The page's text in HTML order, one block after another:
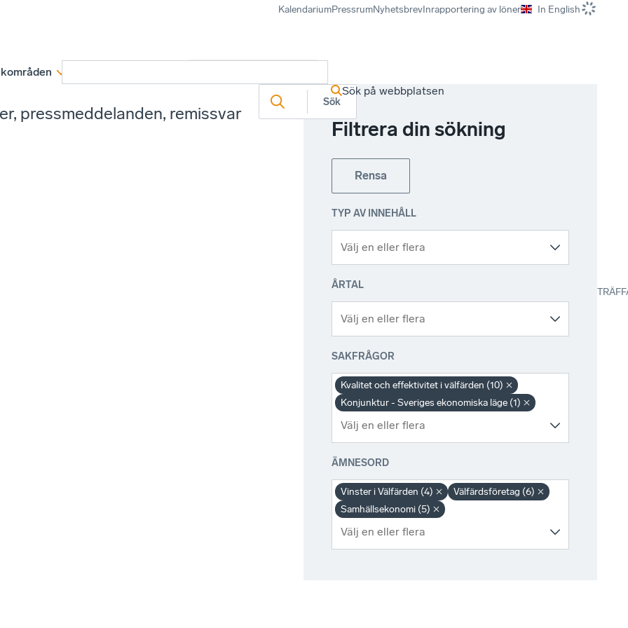
KalendariumPressrumNyhetsbrevInrapportering av löner In English
Sök på webbplatsen
pressmeddelanden, remissvar
Filtrera din sökning
Rensa
TYP AV INNEHÅLL
ÅRTAL
SAKFRÅGOR
Kvalitet och effektivitet i välfärden (10)
Konjunktur - Sveriges ekonomiska läge (1)
ÄMNESORD
Vinster i Välfärden (4)
Välfärdsföretag (6)
Samhällsekonomi (5)
Sök